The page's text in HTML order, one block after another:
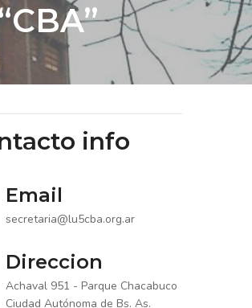
info
Email
secretaria@lu5cba.org.ar
Direccion
Achaval 951 - Parque Chacabuco
Ciudad Autónoma de Bs. As.